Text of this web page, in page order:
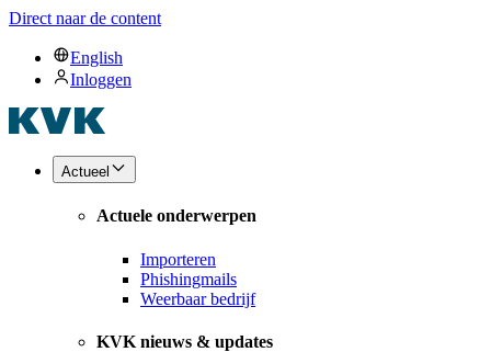
Direct naar de content
English
Inloggen
Actueel
Actuele onderwerpen
Importeren
Phishingmails
Weerbaar bedrijf
KVK nieuws & updates